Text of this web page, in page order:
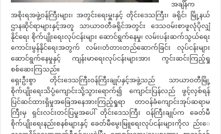
အချိန်က
အစိုးရအဖွဲ့ဝန်ကြီးများ၊ အတွင်းရေးမှူးနှင့် တိုင်းဒေသကြီး၊ ခရိုင်၊ မြို့နယ်
ဌာနဆိုင်ရာများနှင့်အတူ သာယာဝတီခရိုင်အတွင်း ဒေသဝမ်းစာဖူလုံပိုလျှံ
နိုင်ရေး စိုက်ပျိုးရေးလုပ်ငန်းများ ဆောင်ရွက်နေမှု၊ လမ်းပန်းဆက်သွယ်ရေး
ကောင်းမွန်နိုင်ရေးအတွက် လမ်း၊တံတားတည်ဆောက်ခြင်း လုပ်ငန်းများ
ဆောင်ရွက်နေမှုနှင့် ကျန်းမာရေးလုပ်ငန်းများအား ကွင်းဆင်းကြည့်ရှု
စစ်ဆေးကြသည်။
ရှေးဦးစွာ တိုင်းဒေသကြီးဝန်ကြီးချုပ်နှင့်အဖွဲ့သည် သာယာဝတီမြို့
စိုက်ပျိုး‌ရေးသိပ္ပံကျောင်းသို့သွားရောက်၍ ကျောင်းပြန်လည် ဖွင့်လှစ်ရန်
ပြင်ဆင်ထားရှိမှုအခြေအနေအားကြည့်ရှုရာ တာဝန်ခံကျောင်းအုပ်ဆရာမ
ကြီးမှ ရှင်းလင်းတင်ပြမှုအပေါ် တိုင်းဒေသကြီး ဝန်ကြီးချုပ်က ခေတ်မီ
စိုက်ပျိုးရေးနည်းစနစ်များနှင့် ခေတ်မီမွေးမြူရေးလုပ်ငန်းများကိုလ ည်း‌ေ